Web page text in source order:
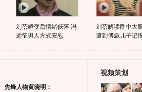
刘蓓婚变后情绪低落 冯
远征男人方式安慰
刘蓓解读圈中大
遭到傅彪儿子记
先锋人物黄晓明：
视频策划